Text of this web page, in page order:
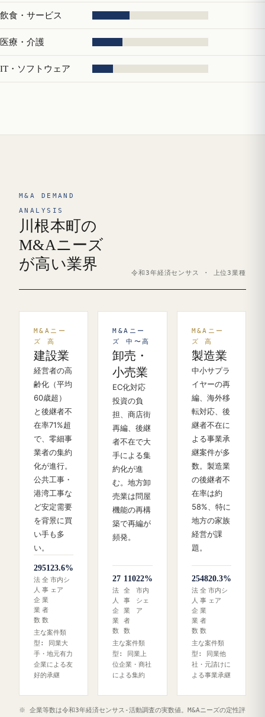
飲食・サービス
医療・介護
IT・ソフトウェア
M&A DEMAND
ANALYSIS
川根本町の
M&Aニーズ
が高い業界
令和3年経済センサス · 上位3業種
M&Aニー
ズ 高
建設業
経営者の高
齢化（平均
60歳超）
と後継者不
在率71%超
で、零細事
業者の集約
化が進行。
公共工事・
港湾工事な
ど安定需要
を背景に買
い手も多
い。
29
法
人
企
業
数
51
全
事
業
者
数
23.6%
市内シ
ェア
主な案件類
型: 同業大
手・地元有力
企業による友
好的承継
M&Aニー
ズ 中〜高
卸売・
小売業
EC化対応
投資の負
担、商店街
再編、後継
者不在で大
手による集
約化が進
む。地方卸
売業は問屋
機能の再構
築で再編が
頻発。
27
法
人
企
業
数
110
全
事
業
者
数
22%
市内
シェ
ア
主な案件類
型: 同業上
位企業・商社
による集約
M&Aニー
ズ 高
製造業
中小サプラ
イヤーの再
編、海外移
転対応、後
継者不在に
よる事業承
継案件が多
数。製造業
の後継者不
在率は約
58%、特に
地方の家族
経営が課
題。
25
法
人
企
業
数
48
全
事
業
者
数
20.3%
市内シ
ェア
主な案件類
型: 同業他
社・元請けに
よる事業承継
※ 企業等数は令和3年経済センサス‐活動調査の実数値。M&Aニーズの定性評